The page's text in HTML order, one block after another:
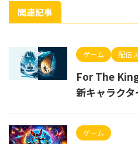
関連記事
ゲーム 配信
For The
新キャラク
ゲーム